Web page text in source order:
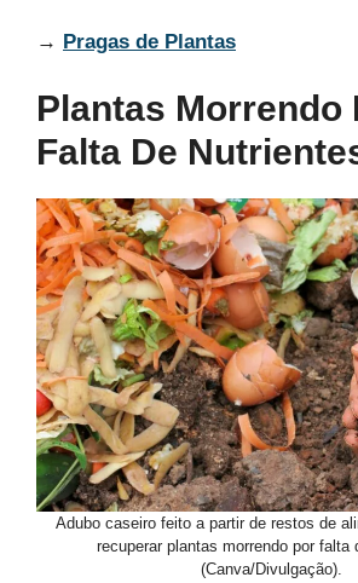
→ Pragas de Plantas
Plantas Morrendo
Falta De
Adubo caseiro feito a partir de restos de
recuperar plantas morrendo por falta
(Canva/Divulgação).